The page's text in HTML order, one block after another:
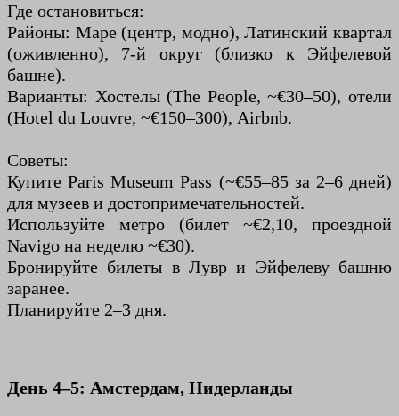
Где остановиться:
Районы: Маре (центр, модно), Латинский квартал
(оживленно), 7-й округ (близко к Эйфелевой
башне).
Варианты: Хостелы (The People, ~€30–50), отели
(Hotel du Louvre, ~€150–300), Airbnb.
Советы:
Купите Paris Museum Pass (~€55–85 за 2–6 дней)
для музеев и достопримечательностей.
Используйте метро (билет ~€2,10, проездной
Navigo на неделю ~€30).
Бронируйте билеты в Лувр и Эйфелеву башню
заранее.
Планируйте 2–3 дня.
День 4–5: Амстердам, Нидерланды